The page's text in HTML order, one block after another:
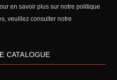
en savoir plus sur notre politique
veuillez consulter notre
CATALOGUE